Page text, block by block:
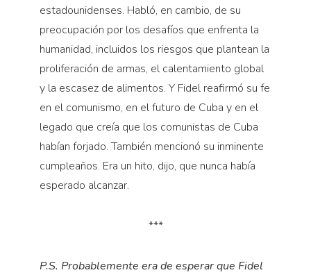
estadounidenses. Habló, en cambio, de su
preocupación por los desafíos que enfrenta la
humanidad, incluidos los riesgos que plantean la
proliferación de armas, el calentamiento global
y la escasez de alimentos. Y Fidel reafirmó su fe
en el comunismo, en el futuro de Cuba y en el
legado que creía que los comunistas de Cuba
habían forjado. También mencionó su inminente
cumpleaños. Era un hito, dijo, que nunca había
esperado alcanzar.
***
P.S. Probablemente era de esperar que Fidel